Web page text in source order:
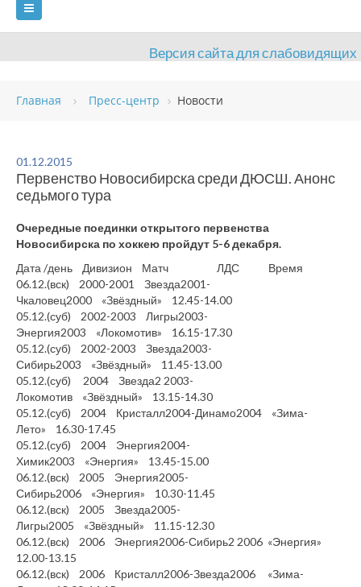
Версия сайта для слабовидящих
ГЛАВНАЯ
ВИДЫ СПОРТА
ОБЪЕКТЫ ДОКУМЕНТЫ
ОЦЕНКА КАЧЕСТВА ОБРАЗОВАНИЯ ВАКАНСИИ
Главная Пресс-центр Новости
01.12.2015
Первенство Новосибирска среди ДЮСШ. Анонс
седьмого тура
Очередные поединки открытого первенства
Новосибирска по хоккею пройдут 5-6 декабря.
Дата /день Дивизион Матч ЛДС Время
06.12.(вск) 2000-2001 Звезда2001-
Чкаловец2000 «Звёздный» 12.45-14.00
05.12.(суб) 2002-2003 Лигры2003-
Энергия2003 «Локомотив» 16.15-17.30
05.12.(суб) 2002-2003 Звезда2003-
Сибирь2003 «Звёздный» 11.45-13.00
05.12.(суб) 2004 Звезда2 2003-
Локомотив «Звёздный» 13.15-14.30
05.12.(суб) 2004 Кристалл2004-Динамо2004 «Зима-
Лето» 16.30-17.45
05.12.(суб) 2004 Энергия2004-
Химик2003 «Энергия» 13.45-15.00
06.12.(вск) 2005 Энергия2005-
Сибирь2006 «Энергия» 10.30-11.45
06.12.(вск) 2005 Звезда2005-
Лигры2005 «Звёздный» 11.15-12.30
06.12.(вск) 2006 Энергия2006-Сибирь2 2006 «Энергия»
12.00-13.15
06.12.(вск) 2006 Кристалл2006-Звезда2006 «Зима-